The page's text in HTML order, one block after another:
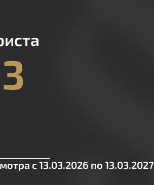
c 13.03.2026 по 13.03.2027